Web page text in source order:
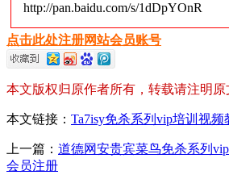
http://pan.baidu.com/s/1dDpYOnR
点击此处注册网站会员账号
本文版权归原作者所有，转载请注明
本文链接： Ta7isy免杀系列vip培训视频
上一篇： 道德网安贵宾菜鸟免杀系列
会员注册